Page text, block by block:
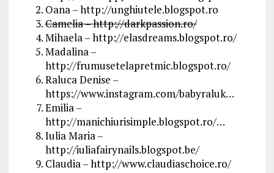
Oana –http://unghiutele.blogspot.ro
Camelia –http://darkpassion.ro/
Mihaela –http://elasdreams.blogspot.ro/
Madalina –
http://frumusetelapretmic.blogspot.ro/
Raluca Denise –
https://www.instagram.com/babyraluk…
Emilia –
http://manichiurisimple.blogspot.ro/…
Iulia Maria –
http://iuliafairynails.blogspot.be/
Claudia –http://www.claudiaschoice.ro/